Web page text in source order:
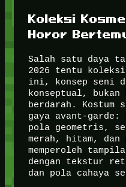
Koleksi
Horor
Salah satu daya
2026 tentu
ini, konsep seni
konseptual, bukan
berdarah. Kostum
gaya avant-
pola geometris,
merah, hitam,
memperoleh
dengan tekstur
dan pola cahaya